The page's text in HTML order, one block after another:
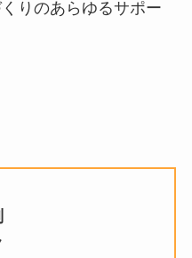
りのあらゆるサポー